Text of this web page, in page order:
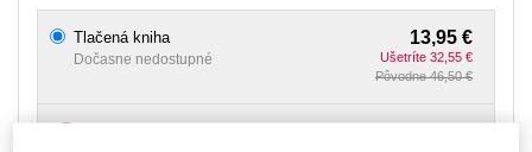
13,95 €
Ušetríte 32,55 €
Pôvodne 46,50 €
Tlačená kniha
Dočasne nedostupné